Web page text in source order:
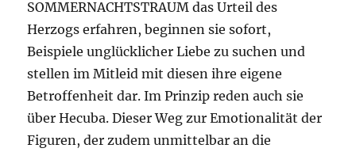
SOMMERNACHTSTRAUM das Urteil des
Herzogs erfahren, beginnen sie sofort,
Beispiele unglücklicher Liebe zu suchen und
stellen im Mitleid mit diesen ihre eigene
Betroffenheit dar. Im Prinzip reden auch sie
über Hecuba. Dieser Weg zur Emotionalität der
Figuren, der zudem unmittelbar an die